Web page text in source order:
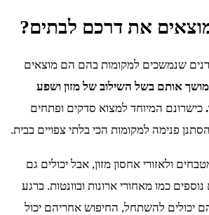
את דרכם לבתים?
שנמשכים למקומות בהם הם מוצאים
אותם בשל השילוב של מזון ושפע
כישרונם המיוחד למצוא סדקים ופתחים
פנימה למקומות הכי בלתי צפויים בבית.
ולאזורי אחסון מזון, אבל יכולים גם
כמו מאחורי ארונות ובוונטות. ברגע
יכולים להשתחל, החיפוש אחריהם יכול